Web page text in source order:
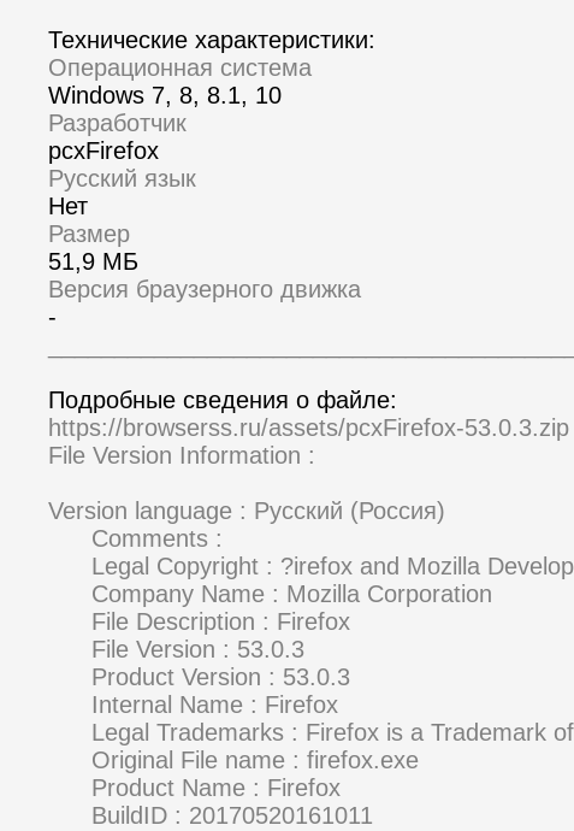
Технические характеристики:
Операционная система
Windows 7, 8, 8.1, 10
Разработчик
pcxFirefox
Русский язык
Нет
Размер
51,9 МБ
Версия браузерного движка
-
Подробные сведения о файле:
https://browserss.ru/assets/pcxFirefox-53.0.3.zip
File Version Information :
Version language : Русский (Россия)
Comments :
Legal Copyright : ?irefox and Mozilla
Company Name : Mozilla Corporation
File Description : Firefox
File Version : 53.0.3
Product Version : 53.0.3
Internal Name : Firefox
Legal Trademarks : Firefox is a Trademark of
Original File name : firefox.exe
Product Name : Firefox
BuildID : 20170520161011